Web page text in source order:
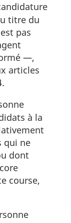
titre du
pas
—,
articles
à la
qui ne
dont
course,